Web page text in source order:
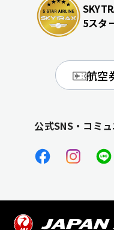
5スタ
航空
公式SNS・コミ